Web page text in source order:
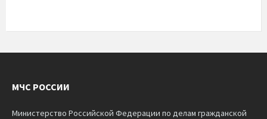
МЧС РОССИИ
Министерство Российской Федерации по делам гражданской